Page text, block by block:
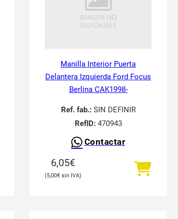
Manilla Interior Puerta
Delantera Izquierda Ford Focus
Berlina CAK1998-
Ref. fab.:SIN DEFINIR
RefID:470943
Contactar
6,05€
5,00€